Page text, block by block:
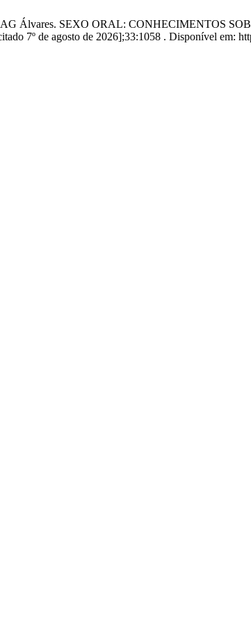
AG Álvares. SEXO ORAL: CONHECIMENTOS
7º de agosto de 2026];33:1058 . Disponível em: